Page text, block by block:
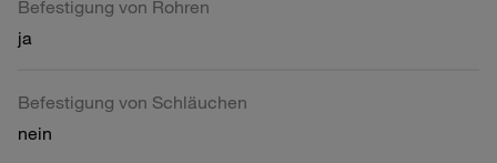
Befestigung von Rohren
ja
Befestigung von Schläuchen
nein